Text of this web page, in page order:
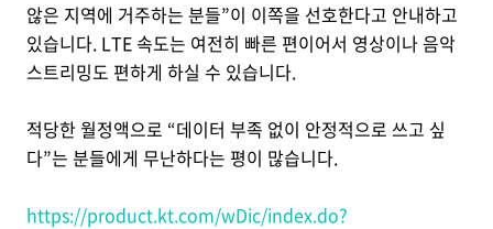
않은 지역에 거주하는 분들”이 이쪽을 선호한다고 안내하고
있습니다. LTE 속도는 여전히 빠른 편이어서 영상이나 음악
스트리밍도 편하게 하실 수 있습니다.
적당한 월정액으로 “데이터 부족 없이 안정적으로 쓰고 싶
다”는 분들에게 무난하다는 평이 많습니다.
https://product.kt.com/wDic/index.do?